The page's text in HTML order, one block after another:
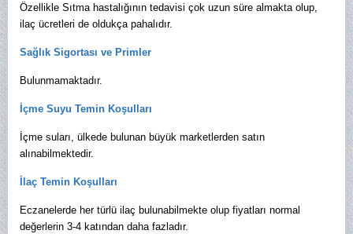
Özellikle Sıtma hastalığının tedavisi çok uzun süre almakta olup,
ilaç ücretleri de oldukça pahalıdır.
Sağlık Sigortası ve Primler
Bulunmamaktadır.
İçme Suyu Temin Koşulları
İçme suları, ülkede bulunan büyük marketlerden satın
alınabilmektedir.
İlaç Temin Koşulları
Eczanelerde her türlü ilaç bulunabilmekte olup fiyatları normal
değerlerin 3-4 katından daha fazladır.